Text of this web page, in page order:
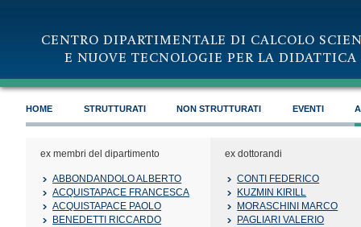
CENTRO DIPARTIMENTALE DI CALCOLO
E NUOVE TECNOLOGIE PER LA DIDATTICA
HOME STRUTTURATI NON STRUTTURATI EVENTI
ex membri del dipartimento
ABBONDANDOLO ALBERTO
ACQUISTAPACE FRANCESCA
ACQUISTAPACE PAOLO
BENEDETTI RICCARDO
ex dottorandi
CONTI FEDERICO
KUZMIN KIRILL
MORASCHINI MARCO
PAGLIARI VALERIO